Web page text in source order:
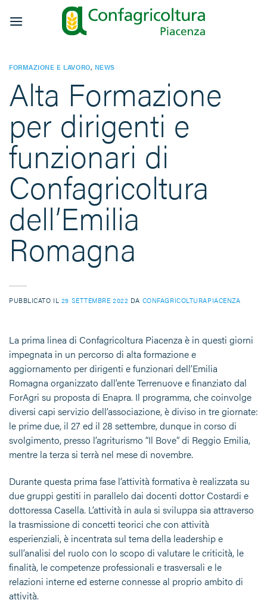
FORMAZIONE E LAVORO, NEWS
Alta Formazione
per dirigenti e
funzionari di
Confagricoltura
dell’Emilia
Romagna
PUBBLICATO IL 29 SETTEMBRE 2022 DA CONFAGRICOLTURAPIACENZA
La prima linea di Confagricoltura Piacenza è in questi giorni
impegnata in un percorso di alta formazione e
aggiornamento per dirigenti e funzionari dell’Emilia
Romagna organizzato dall’ente Terrenuove e finanziato dal
ForAgri su proposta di Enapra. Il programma, che coinvolge
diversi capi servizio dell’associazione, è diviso in tre giornate:
le prime due, il 27 ed il 28 settembre, dunque in corso di
svolgimento, presso l’agriturismo “Il Bove” di Reggio Emilia,
mentre la terza si terrà nel mese di novembre.
Durante questa prima fase l’attività formativa è realizzata su
due gruppi gestiti in parallelo dai docenti dottor Costardi e
dottoressa Casella. L’attività in aula si sviluppa sia attraverso
la trasmissione di concetti teorici che con attività
esperienziali, è incentrata sul tema della leadership e
sull’analisi del ruolo con lo scopo di valutare le criticità, le
finalità, le competenze professionali e trasversali e le
relazioni interne ed esterne connesse al proprio ambito di
attività.